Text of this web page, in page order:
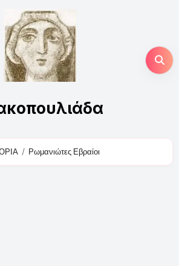
Ρωμανιώτες Εβραίοι